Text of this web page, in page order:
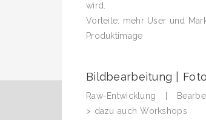
wird.
Vorteile: mehr User und
Produktimage
Bildbearbeitung | Foto
Raw-Entwicklung |
> dazu auch Workshops